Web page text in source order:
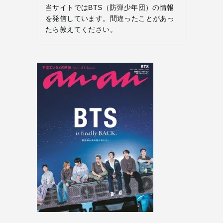
当サイトではBTS（防弾少年団）の情報
を発信しています。間違ったことがあっ
たら教えてください。